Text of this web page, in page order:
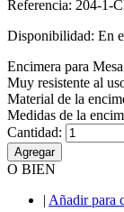
Referencia: 204-1-
Disponibilidad: En
Encimera para
Muy resistente al
Material de la
Medidas de la
Cantidad:
Agregar
O BIEN
| Añadir para